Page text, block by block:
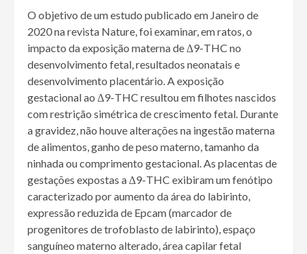
O objetivo de um estudo publicado em Janeiro de
2020 na revista Nature, foi examinar, em ratos, o
impacto da exposição materna de Δ9-THC no
desenvolvimento fetal, resultados neonatais e
desenvolvimento placentário. A exposição
gestacional ao Δ9-THC resultou em filhotes nascidos
com restrição simétrica de crescimento fetal. Durante
a gravidez, não houve alterações na ingestão materna
de alimentos, ganho de peso materno, tamanho da
ninhada ou comprimento gestacional. As placentas de
gestações expostas a Δ9-THC exibiram um fenótipo
caracterizado por aumento da área do labirinto,
expressão reduzida de Epcam (marcador de
progenitores de trofoblasto de labirinto), espaço
sanguíneo materno alterado, área capilar fetal